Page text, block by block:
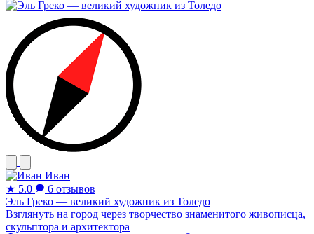
Иван
★ 5.0
6 отзывов
Эль Греко — великий художник из Толедо
Взглянуть на город через творчество знаменитого живописца,
скульптора и архитектора